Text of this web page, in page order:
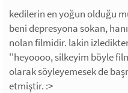
kedilerin en yoğun olduğu
beni depresyona sokan,
nolan filmidir. lakin
''heyoooo, silkeyim böyle
olarak söyleyemesek de
etmiştir. :>